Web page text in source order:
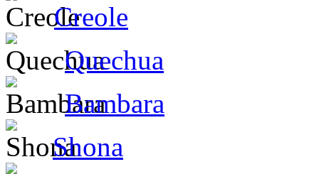
Creole
Quechua
Bambara
Shona